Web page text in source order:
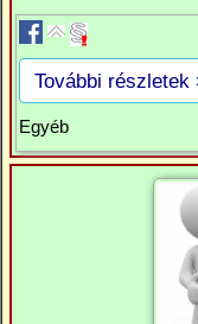
További részletek
Egyéb